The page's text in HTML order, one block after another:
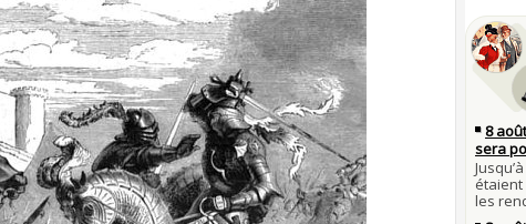
2
31
les
en
27
mort